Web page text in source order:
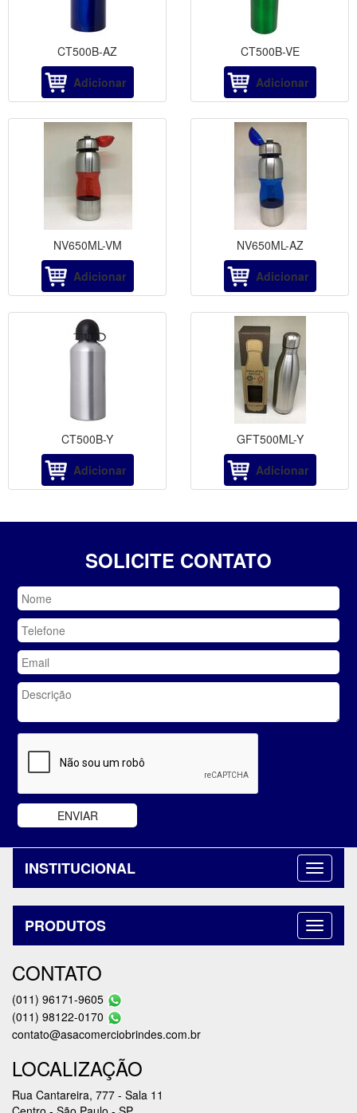
CT500B-AZ
Adicionar
CT500B-VE
Adicionar
NV650ML-VM
Adicionar
NV650ML-AZ
Adicionar
CT500B-Y
Adicionar
GFT500ML-Y
Adicionar
SOLICITE CONTATO
INSTITUCIONAL
PRODUTOS
CONTATO
(011) 96171-9605
(011) 98122-0170
contato@asacomerciobrindes.com.br
LOCALIZAÇÃO
Rua Cantareira, 777 - Sala 11